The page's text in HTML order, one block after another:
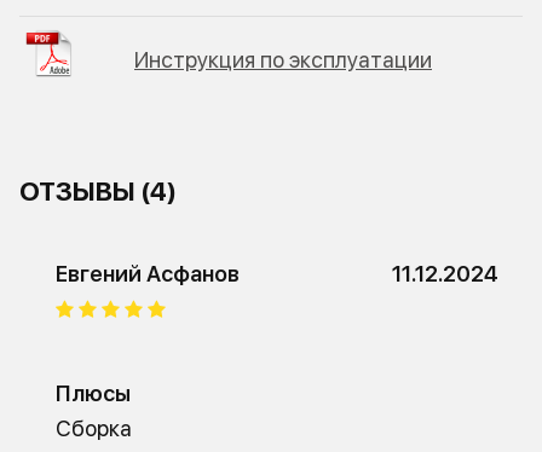
Инструкция по эксплуатации
ОТЗЫВЫ (4)
Евгений Асфанов 11.12.2024
Плюсы
Сборка